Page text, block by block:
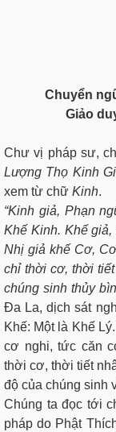
Chuyển
Giảo
Chư vị pháp sư,
Lượng Thọ Kinh
xem từ chữ Kinh.
“Kinh giả, Phạn
Khế Kinh. Khế
Nhị giả khế Cơ,
chỉ thời cơ, thời
chúng sinh thủy
Đa La, dịch sát
Khế: Một là Khế
cơ nghi, tức căn
thời cơ, thời tiết
độ của chúng sinh
Chúng ta đọc tới
pháp do Phật